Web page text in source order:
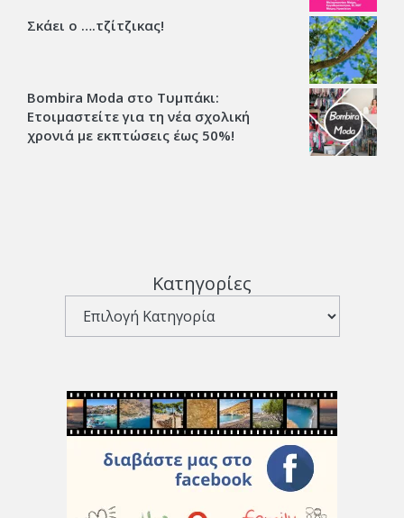
Σκάει ο ….τζίτζικας!
Bombira Moda στο Τυμπάκι:
Ετοιμαστείτε για τη νέα σχολική
χρονιά με εκπτώσεις έως 50%!
Κατηγορίες